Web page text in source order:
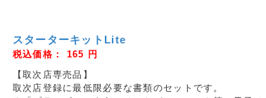
スターターキットLite
税込価格： 165 円
【取次店専売品】
取次店登録に最低限必要な書類のセットです。